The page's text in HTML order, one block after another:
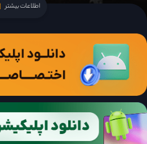
اطلاعات بیشتر